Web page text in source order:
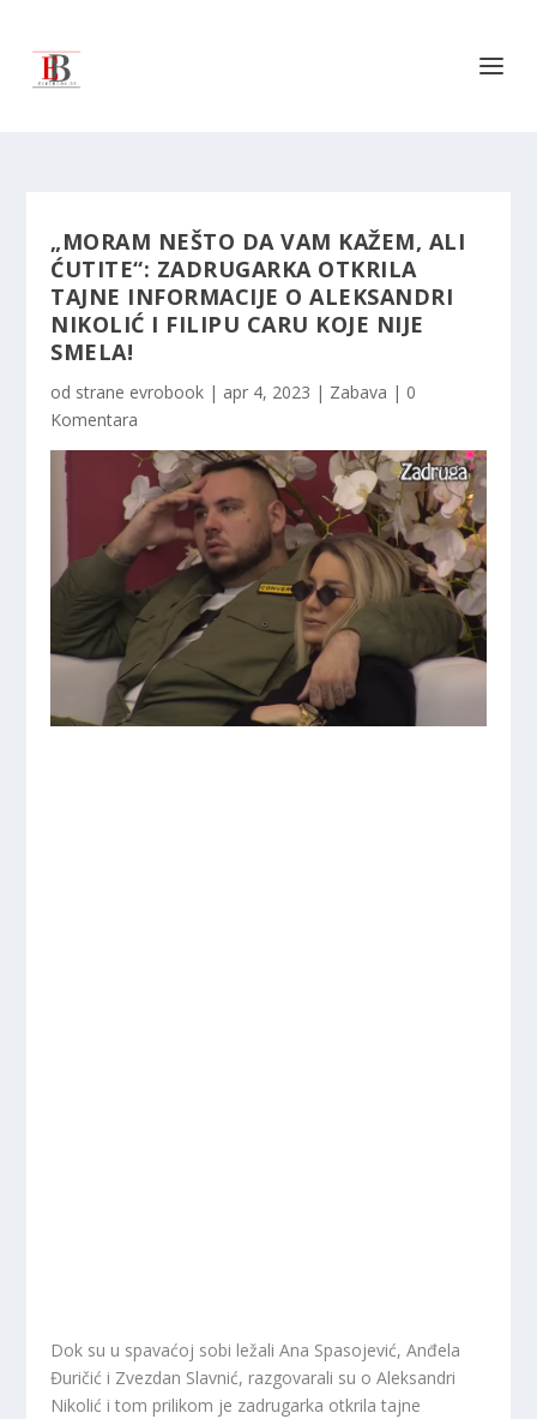
„MORAM NEŠTO DA VAM KAŽEM, ALI
ĆUTITE“: ZADRUGARKA OTKRILA
TAJNE INFORMACIJE O ALEKSANDRI
NIKOLIĆ I FILIPU CARU KOJE NIJE
SMELA!
od strane evrobook | apr 4, 2023 | Zabava | 0
Komentara
Dok su u spavaćoj sobi ležali Ana Spasojević, Anđela
Đuričić i Zvezdan Slavnić, razgovarali su o Aleksandri
Nikolić i tom prilikom je zadrugarka otkrila tajne